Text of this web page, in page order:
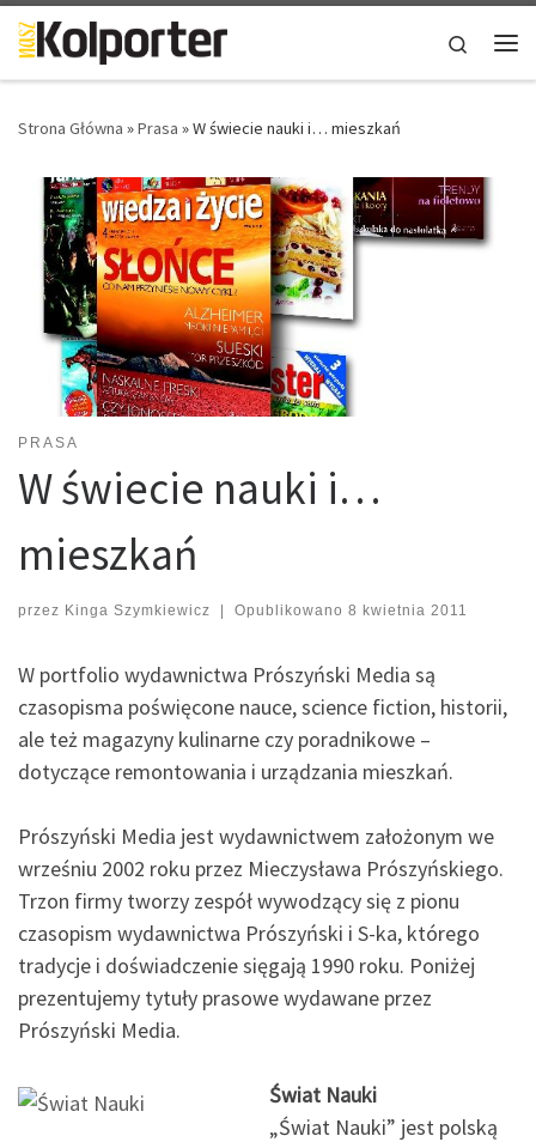
Skip to content
Search
Strona Główna »Prasa »W świecie nauki i… mieszkań
PRASA
W świecie nauki i…
mieszkań
przez Kinga Szymkiewicz Opublikowano 8 kwietnia 2011
W portfolio wydawnictwa Prószyński Media są
czasopisma poświęcone nauce, science fiction, historii,
ale też magazyny kulinarne czy poradnikowe –
dotyczące remontowania i urządzania mieszkań.
Prószyński Media jest wydawnictwem założonym we
wrześniu 2002 roku przez Mieczysława Prószyńskiego.
Trzon firmy tworzy zespół wywodzący się z pionu
czasopism wydawnictwa Prószyński i S-ka, którego
tradycje i doświadczenie sięgają 1990 roku. Poniżej
prezentujemy tytuły prasowe wydawane przez
Prószyński Media.
Świat Nauki
„Świat Nauki” jest polską